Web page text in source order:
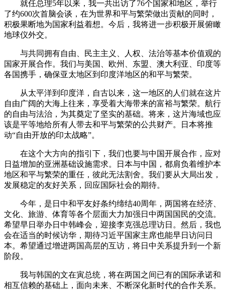
就任总理5年以来，我一共出访了76个国家和地区，举行
了约600次首脑会谈，在为世界和平与繁荣做出贡献的同时，
积极果断地为国家利益着想。今后，我将进一步积极开展俯瞰
地球仪外交。
与共同拥有自由、民主主义、人权、法治等基本价值观的
国家开展合作。我们与美国、欧州、东盟、澳大利亚、印度等
各国携手，确保亚太地区到印度洋地区的和平与繁荣。
从太平洋到印度洋，自古以来，这一地区的人们就在这片
自由广阔的大海上往来，享受着大海带来的富裕与繁荣。航行
的自由与法治，为其奠定了坚实的基础。将来，这片海域也应
该是平等地给所有人带去和平与繁荣的公共财产。日本将推
动“自由开放的印太战略”。
在这个大方向的指引下，我们也要与中国开展合作，应对
日益增加的亚洲基础设施需求。日本与中国，都肩负着维护本
地区和平与繁荣的重任，彼此无法割舍。我们要从大局出发，
发展稳定的友好关系，回应国际社会的期待。
今年，是日中和平友好条约缔结40周年，两国将在经济、
文化、旅游、体育等各个层面大力加强日中两国国民的交流。
希望早日举办日中韩峰会，迎接李克强总理访日。然后，我也
会在适当的时候访华，期待习近平国家主席也能早日访问日
本。希望通过增进两国高层的互访，将日中关系提升到一个新
阶段。
我与韩国的文在寅总统，将在两国之间已有的国际承诺和
相互信赖的基础上，面向未来、不断深化新时代的合作关系。